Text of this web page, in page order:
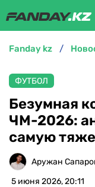
ММА
ТЕННИС
fanday kz
ФУТБОЛ
Безумная
ЧМ-2026:
самую
Аружан
5 июня 2026, 20:11